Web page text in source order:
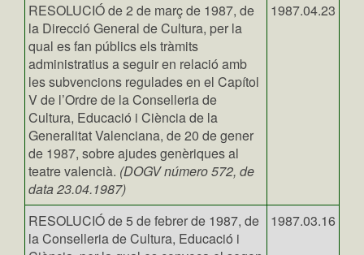
RESOLUCIÓ de 2 de març de 1987, de
la Direcció General de Cultura, per la
qual es fan públics els tràmits
administratius a seguir en relació amb
les subvencions regulades en el Capítol
V de l’Ordre de la Conselleria de
Cultura, Educació i Ciència de la
Generalitat Valenciana, de 20 de gener
de 1987, sobre ajudes genèriques al
teatre valencià. (DOGV número 572, de
data 23.04.1987)
1987.04.23
RESOLUCIÓ de 5 de febrer de 1987, de
la Conselleria de Cultura, Educació i
1987.03.16